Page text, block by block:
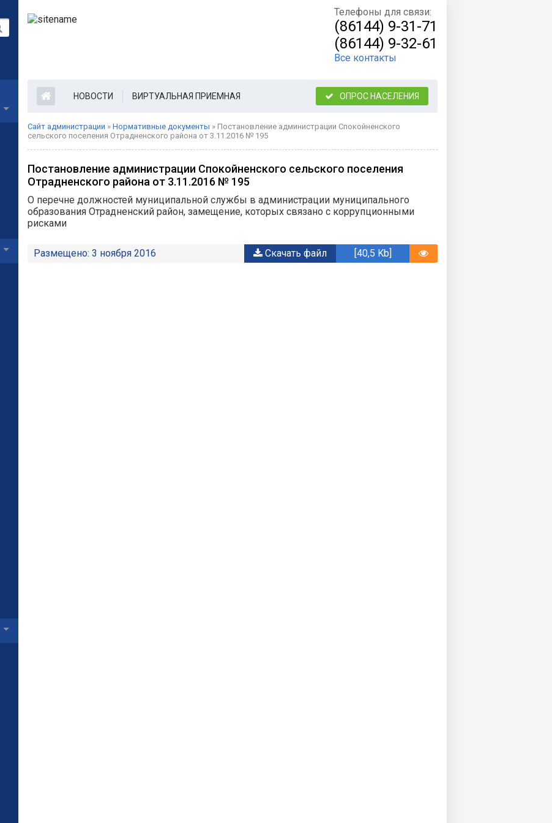
Телефоны для связи:
(86144) 9-31-71
(86144) 9-32-61
Все контакты
НОВОСТИ ВИРТУАЛЬНАЯ ПРИЕМНАЯ ОПРОС НАСЕЛЕНИЯ
Сайт администрации » Нормативные документы » Постановление администрации Спокойненского
сельского поселения Отрадненского района от 3.11.2016 № 195
Постановление администрации Спокойненского сельского поселения
Отрадненского района от 3.11.2016 № 195
О перечне должностей муниципальной службы в администрации муниципального
образования Отрадненский район, замещение, которых связано с коррупционными
рисками
Размещено: 3 ноября 2016 Скачать файл [40,5 Kb]